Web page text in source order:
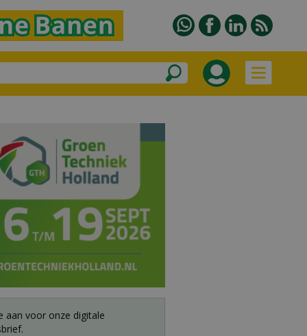
aan voor onze digitale